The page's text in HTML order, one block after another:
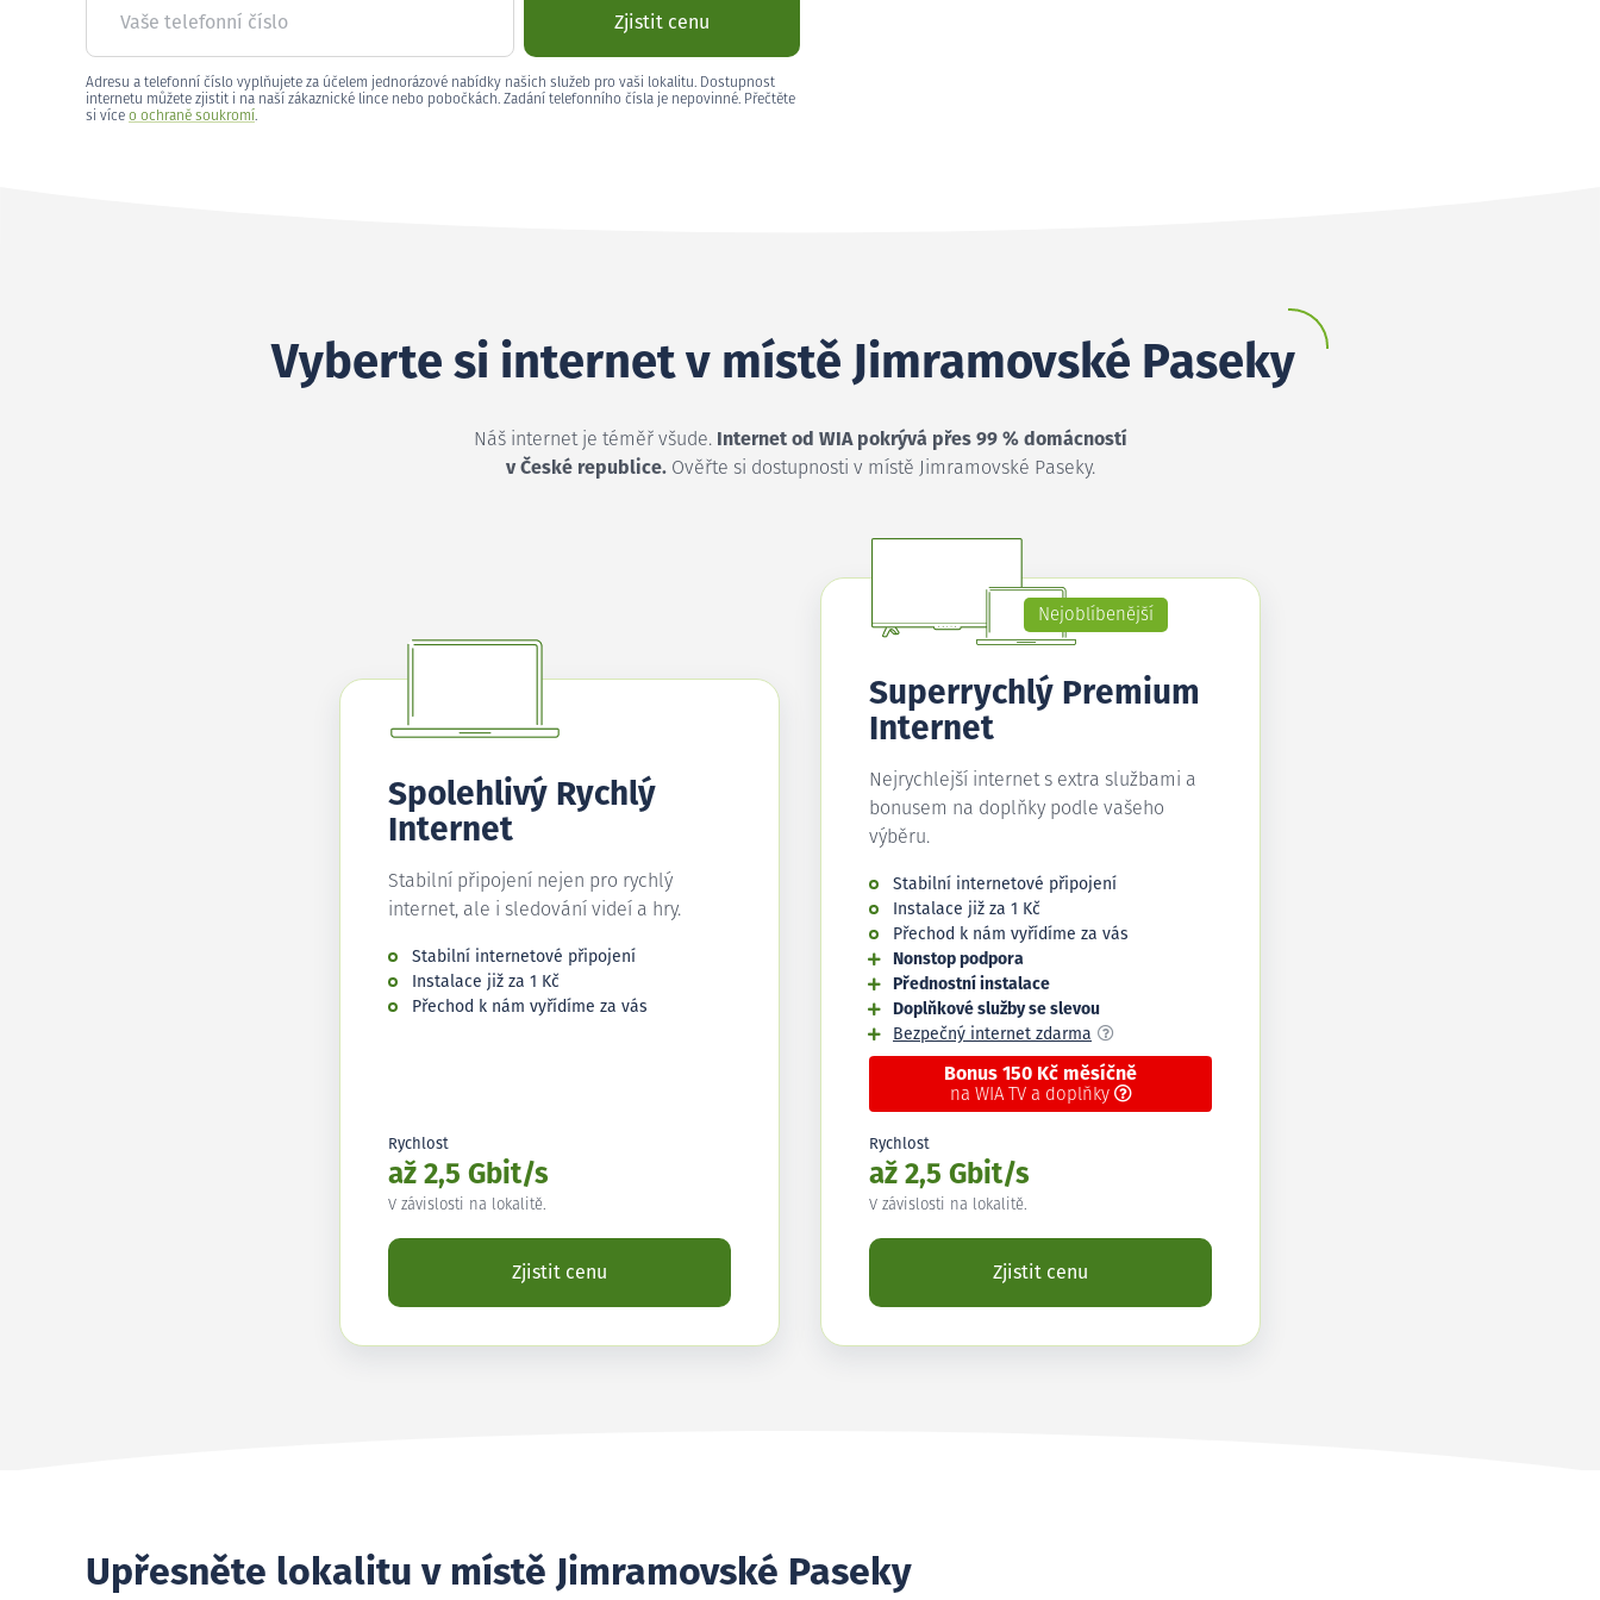
Vaše telefonní číslo Zjistit cenu
Adresu a telefonní číslo vyplňujete za účelem jednorázové nabídky našich služeb pro vaši lokalitu. Dostupnost
internetu můžete zjistit i na naší zákaznické lince nebo pobočkách. Zadání telefonního čísla je nepovinné. Přečtěte
si více o ochraně soukromí.
Vyberte si internet v místě Jimramovské Paseky
Náš internet je téměř všude.
Internet od WIA pokrývá přes 99 % domácností
v České republice.Ověřte si dostupnosti v místě Jimramovské Paseky.
Spolehlivý Rychlý
Internet
Stabilní připojení nejen pro rychlý
internet, ale i sledování videí a hry.
Stabilní internetové připojení
Instalace již za 1 Kč
Přechod k nám vyřídíme za vás
Rychlost
až 2,5 Gbit/s
V závislosti na lokalitě.
Zjistit cenu
Nejoblíbenější
Superrychlý Premium
Internet
Nejrychlejší internet s extra službami a
bonusem na doplňky podle vašeho
výběru.
Stabilní internetové připojení
Instalace již za 1 Kč
Přechod k nám vyřídíme za vás
Nonstop podpora
Přednostní instalace
Doplňkové služby se slevou
Bezpečný internet zdarma
Bonus 150 Kč měsíčně
na WIA TV a doplňky
Rychlost
až 2,5 Gbit/s
V závislosti na lokalitě.
Zjistit cenu
Upřesněte lokalitu v místě Jimramovské Paseky